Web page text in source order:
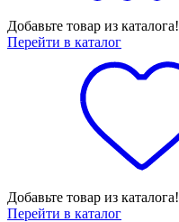
Добавьте товар из каталога!
Перейти в каталог
Добавьте товар из каталога!
Перейти в каталог